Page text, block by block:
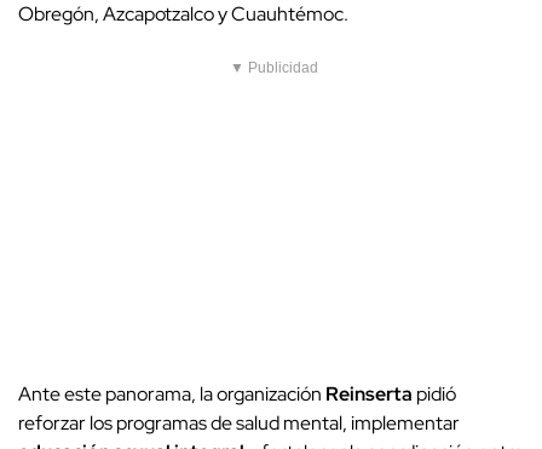
Obregón, Azcapotzalco y Cuauhtémoc.
▼ Publicidad
Ante este panorama, la organización Reinserta pidió
reforzar los programas de salud mental, implementar